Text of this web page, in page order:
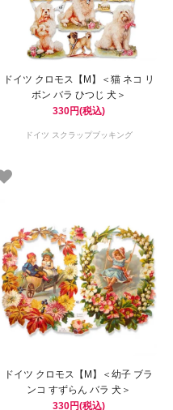
ドイツ クロモス【M】＜猫 ネコ リ
ボン バラ ひつじ 犬＞
330円(税込)
ドイツ スクラップブッキング
ドイツ クロモス【M】＜幼子 ブラ
ンコ すずらん バラ 犬＞
330円(税込)